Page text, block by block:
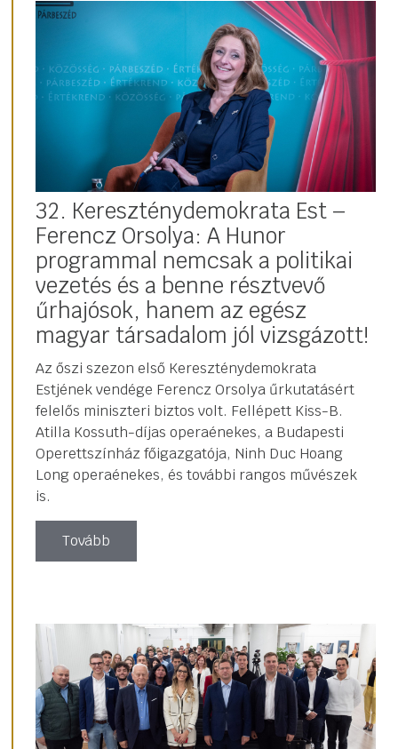
32. Kereszténydemokrata Est –
Ferencz Orsolya: A Hunor
programmal nemcsak a politikai
vezetés és a benne résztvevő
űrhajósok, hanem az egész
magyar társadalom jól vizsgázott!
Az őszi szezon első Kereszténydemokrata
Estjének vendége Ferencz Orsolya űrkutatásért
felelős miniszteri biztos volt. Fellépett Kiss-B.
Atilla Kossuth-díjas operaénekes, a Budapesti
Operettszínház főigazgatója, Ninh Duc Hoang
Long operaénekes, és további rangos művészek
is.
Tovább